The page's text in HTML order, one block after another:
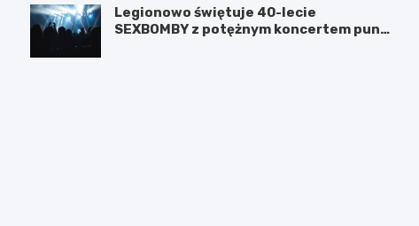
Legionowo świętuje 40-lecie
SEXBOMBY z potężnym koncertem punk